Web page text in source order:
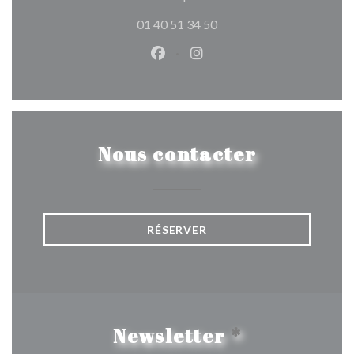
01 40 51 34 50
Facebook ((ouvre une
Instagram ((ouvre une
Nous contacter
RÉSERVER
Newsletter*